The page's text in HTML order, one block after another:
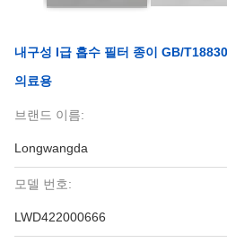
내구성 I급 흡수 필터 종이 GB/
의료용
브랜드 이름:
Longwangda
모델 번호:
LWD422000666